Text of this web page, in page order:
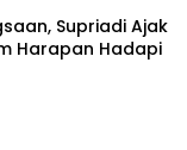
Supriadi Ajak
Harapan Hadapi